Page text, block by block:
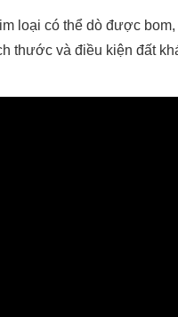
loại có thể dò được
thước và điều kiện đất